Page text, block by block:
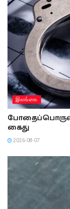
இலங்கை
போதைப்பொருள்
கைது
2026-08-07